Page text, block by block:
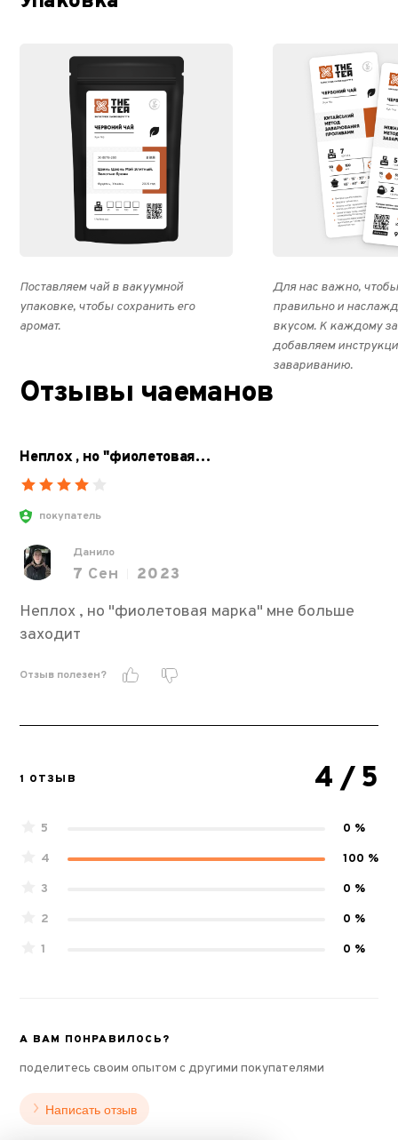
Поставляем чай в вакуумной
упаковке, чтобы сохранить его
аромат.
Для нас важно,
правильно и
вкусом. К каждому
добавляем
завариванию.
Отзывы чаеманов
Неплох , но "фиолетовая…
покупатель
Данило
7 Сен
2023
Неплох , но "фиолетовая марка" мне больше
заходит
Отзыв полезен?
1 ОТЗЫВ 4 / 5
5
0 %
4
100 %
3
0 %
2
0 %
1
0 %
А ВАМ ПОНРАВИЛОСЬ?
поделитесь своим опытом с другими покупателями
Написать отзыв